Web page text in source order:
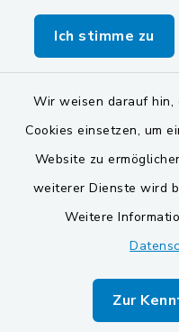
Ich stimme zu
Wir weisen darauf
Cookies einsetzen, um
Website zu
weiterer Dienste wird
Weitere
Zur
Gemeinde Stulln